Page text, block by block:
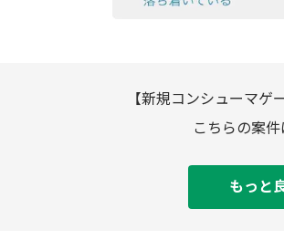
【新規コンシューマ
こちらの案
もっと